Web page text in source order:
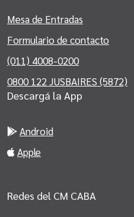
Mesa de Entradas
Formulario de contacto
(011) 4008-0200
0800 122 JUSBAIRES (5872)
Descargá la App
Android
Apple
Redes del CM CABA